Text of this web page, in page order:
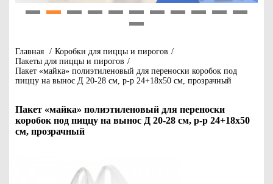
Главная / Коробки для пиццы и пирогов /
Пакеты для пиццы и пирогов /
Пакет «майка» полиэтиленовый для переноски коробок под
пиццу на вынос Д 20-28 см, р-р 24+18х50 см, прозрачный
Пакет «майка» полиэтиленовый для переноски
коробок под пиццу на вынос Д 20-28 см, р-р 24+18х50
см, прозрачный